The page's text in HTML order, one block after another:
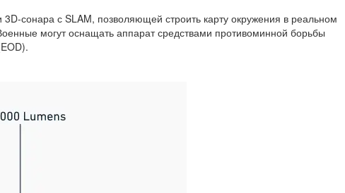
сонара с SLAM, позволяющей строить карту окружения в реальном
могут оснащать аппарат средствами противоминной борьбы